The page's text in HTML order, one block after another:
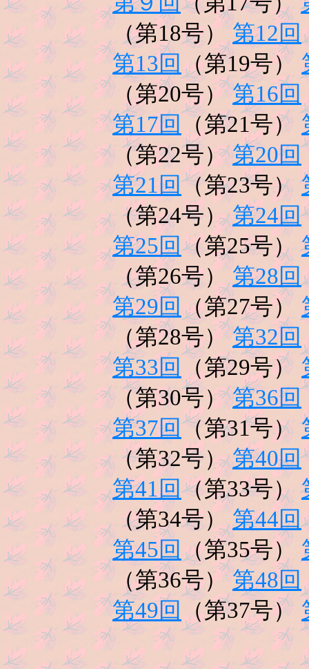
（第18号）第12回
第13回 （第19号）
（第20号）第16回
第17回
（第21号）
（第22号）第20回
第21回（第23号）
（第24号）第24回
第25回（第25号）
（第26号）第28回
第29回 （第27号）
（第28号）第32回
第33回
（第29号）
（第30号）第36回
第37回（第31号）
（第32号）第40回
第41回（第33号）
（第34号）第44回
第45回 （第35号）
（第36号）第48回
第49回
（第37号）